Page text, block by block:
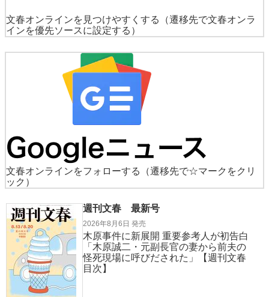
文春オンラインを見つけやすくする
（遷移先で文春オンラ
インを優先ソースに設定する）
文春オンラインをフォローする
（遷移先で☆マークをクリ
ック）
週刊文春 最新号
2026年8月6日 発売
木原事件に新展開 重要参考人が初告白
「木原誠二・元副長官の妻から前夫の
怪死現場に呼びだされた」【週刊文春
目次】